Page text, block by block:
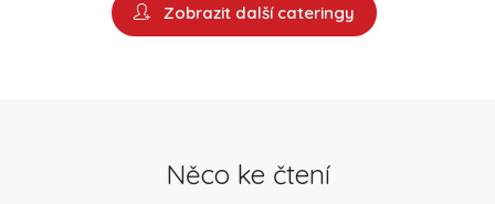
Zobrazit další cateringy
Něco ke čtení